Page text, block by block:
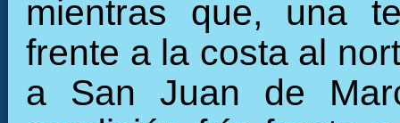
mientras que, una
frente a la costa al
a San Juan de